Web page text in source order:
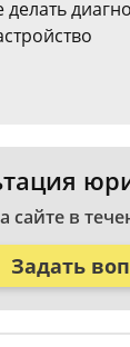
делать
сайте в
Задать